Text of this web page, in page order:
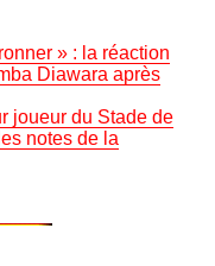
» : la réaction
Diawara après
joueur du Stade de
notes de la